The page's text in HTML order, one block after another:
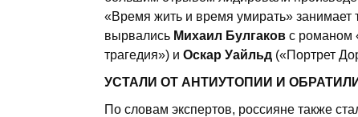
«Время жить и время умирать» занимает
вырвались Михаил Булгаков с романом
трагедия») и Оскар Уайльд («Портрет
УСТАЛИ ОТ АНТИУТОПИИ И
По словам экспертов, россияне также